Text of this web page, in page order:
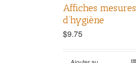
Affiches mesures
d’hygiène
$9.75